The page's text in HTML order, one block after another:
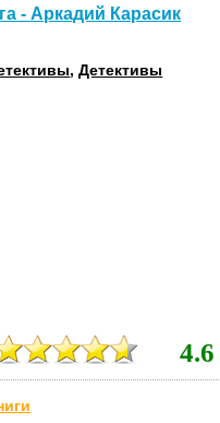
- Аркадий Карасик
,Детективы
4.6